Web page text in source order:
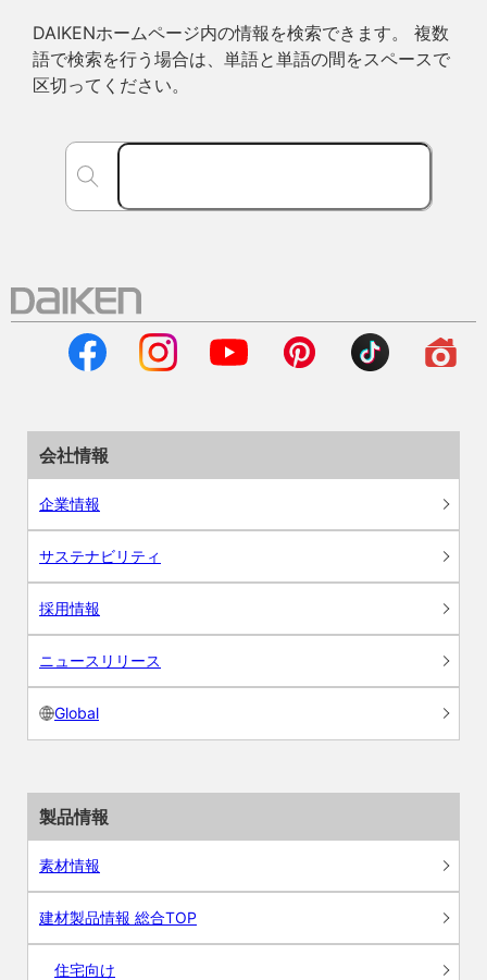
DAIKENホームページ内の情報を検索できます。 複数
語で検索を行う場合は、単語と単語の間をスペースで
区切ってください。
会社情報
企業情報
サステナビリティ
採用情報
ニュースリリース
Global
製品情報
素材情報
建材製品情報 総合TOP
住宅向け